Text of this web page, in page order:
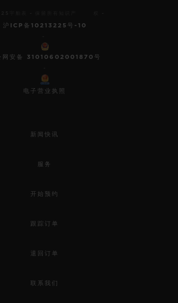
沪ICP备10213225号-10
网安备 31010602001870号
电子营业执照
新闻快讯
服务
开始预约
跟踪订单
退回订单
联系我们